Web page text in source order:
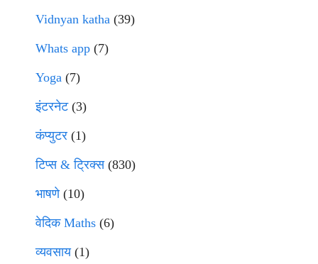
Vidnyan katha (39)
Whats app (7)
Yoga (7)
इंटरनेट(3)
कंप्युटर (1)
टिप्स & ट्रिक्स(830)
भाषणे(10)
वेदिक Maths (6)
व्यवसाय(1)